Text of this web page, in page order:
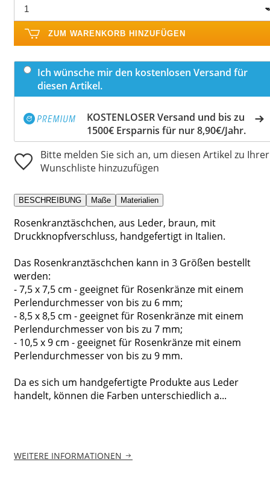
ZUM WARENKORB HINZUFÜGEN
Ich wünsche mir den kostenlosen Versand für
diesen Artikel.
KOSTENLOSER Versand und bis zu
1500€ Ersparnis für nur 8,90€/Jahr.
Bitte melden Sie sich an, um diesen Artikel zu Ihrer
Wunschliste hinzuzufügen
BESCHREIBUNG Maße Materialien
Rosenkranztäschchen, aus Leder, braun, mit
Druckknopfverschluss, handgefertigt in Italien.
Das Rosenkranztäschchen kann in 3 Größen bestellt
werden:
- 7,5 x 7,5 cm - geeignet für Rosenkränze mit einem
Perlendurchmesser von bis zu 6 mm;
- 8,5 x 8,5 cm - geeignet für Rosenkränze mit einem
Perlendurchmesser von bis zu 7 mm;
- 10,5 x 9 cm - geeignet für Rosenkränze mit einem
Perlendurchmesser von bis zu 9 mm.
Da es sich um handgefertigte Produkte aus Leder
handelt, können die Farben unterschiedlich a...
WEITERE INFORMATIONEN